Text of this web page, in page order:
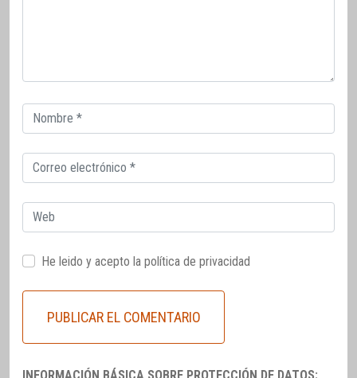
Correo
electrónico
Correo
electrónico
Web
He leido y acepto la política de privacidad
INFORMACIÓN BÁSICA SOBRE PROTECCIÓN DE DATOS: